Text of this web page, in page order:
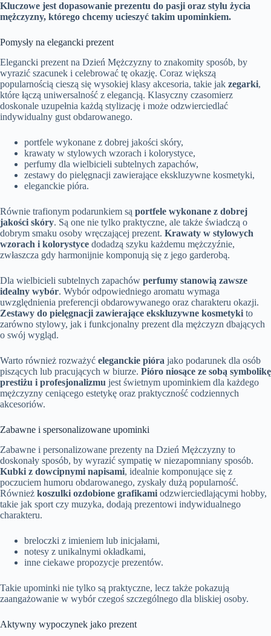
Kluczowe jest dopasowanie prezentu do pasji oraz stylu życia
mężczyzny, którego chcemy ucieszyć takim upominkiem.
Pomysły na elegancki prezent
Elegancki prezent na Dzień Mężczyzny to znakomity sposób, by
wyrazić szacunek i celebrować tę okazję. Coraz większą
popularnością cieszą się wysokiej klasy akcesoria, takie jak zegarki,
które łączą uniwersalność z elegancją. Klasyczny czasomierz
doskonale uzupełnia każdą stylizację i może odzwierciedlać
indywidualny gust obdarowanego.
portfele wykonane z dobrej jakości skóry,
krawaty w stylowych wzorach i kolorystyce,
perfumy dla wielbicieli subtelnych zapachów,
zestawy do pielęgnacji zawierające ekskluzywne kosmetyki,
eleganckie pióra.
Równie trafionym podarunkiem są portfele wykonane z dobrej
jakości skóry. Są one nie tylko praktyczne, ale także świadczą o
dobrym smaku osoby wręczającej prezent. Krawaty w stylowych
wzorach i kolorystyce dodadzą szyku każdemu mężczyźnie,
zwłaszcza gdy harmonijnie komponują się z jego garderobą.
Dla wielbicieli subtelnych zapachów perfumy stanowią zawsze
idealny wybór. Wybór odpowiedniego aromatu wymaga
uwzględnienia preferencji obdarowywanego oraz charakteru okazji.
Zestawy do pielęgnacji zawierające ekskluzywne kosmetyki to
zarówno stylowy, jak i funkcjonalny prezent dla mężczyzn dbających
o swój wygląd.
Warto również rozważyć eleganckie pióra jako podarunek dla osób
piszących lub pracujących w biurze. Pióro niosące ze sobą symbolikę
prestiżu i profesjonalizmu jest świetnym upominkiem dla każdego
mężczyzny ceniącego estetykę oraz praktyczność codziennych
akcesoriów.
Zabawne i spersonalizowane upominki
Zabawne i personalizowane prezenty na Dzień Mężczyzny to
doskonały sposób, by wyrazić sympatię w niezapomniany sposób.
Kubki z dowcipnymi napisami, idealnie komponujące się z
poczuciem humoru obdarowanego, zyskały dużą popularność.
Również koszulki ozdobione grafikami odzwierciedlającymi hobby,
takie jak sport czy muzyka, dodają prezentowi indywidualnego
charakteru.
breloczki z imieniem lub inicjałami,
notesy z unikalnymi okładkami,
inne ciekawe propozycje prezentów.
Takie upominki nie tylko są praktyczne, lecz także pokazują
zaangażowanie w wybór czegoś szczególnego dla bliskiej osoby.
Aktywny wypoczynek jako prezent